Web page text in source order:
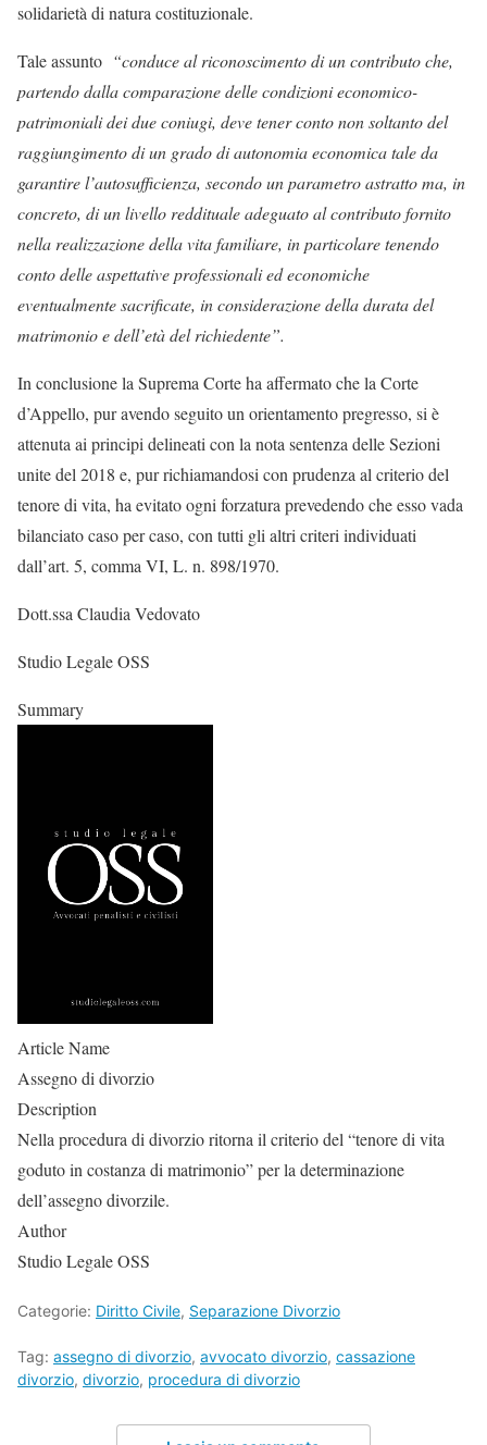
solidarietà di natura costituzionale.
Tale assunto “conduce al riconoscimento di un contributo che,
partendo dalla comparazione delle condizioni economico-
patrimoniali dei due coniugi, deve tener conto non soltanto del
raggiungimento di un grado di autonomia economica tale da
garantire l’autosufficienza, secondo un parametro astratto ma, in
concreto, di un livello reddituale adeguato al contributo fornito
nella realizzazione della vita familiare, in particolare tenendo
conto delle aspettative professionali ed economiche
eventualmente sacrificate, in considerazione della durata del
matrimonio e dell’età del richiedente”.
In conclusione la Suprema Corte ha affermato che la Corte
d’Appello, pur avendo seguito un orientamento pregresso, si è
attenuta ai principi delineati con la nota sentenza delle Sezioni
unite del 2018 e, pur richiamandosi con prudenza al criterio del
tenore di vita, ha evitato ogni forzatura prevedendo che esso vada
bilanciato caso per caso, con tutti gli altri criteri individuati
dall’art. 5, comma VI, L. n. 898/1970.
Dott.ssa Claudia Vedovato
Studio Legale OSS
Summary
Article Name
Assegno di divorzio
Description
Nella procedura di divorzio ritorna il criterio del “tenore di vita
goduto in costanza di matrimonio” per la determinazione
dell’assegno divorzile.
Author
Studio Legale OSS
Categorie: Diritto Civile, Separazione Divorzio
Tag: assegno di divorzio, avvocato divorzio, cassazione
divorzio, divorzio, procedura di divorzio